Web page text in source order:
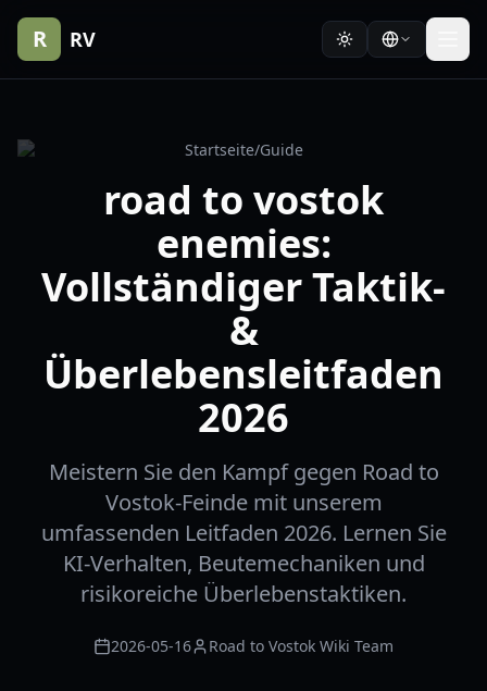
R RV
Startseite/Guide
road to vostok
enemies:
Vollständiger Taktik-
&
Überlebensleitfaden
2026
Meistern Sie den Kampf gegen Road to
Vostok-Feinde mit unserem
umfassenden Leitfaden 2026. Lernen Sie
KI-Verhalten, Beutemechaniken und
risikoreiche Überlebenstaktiken.
2026-05-16 Road to Vostok Wiki Team